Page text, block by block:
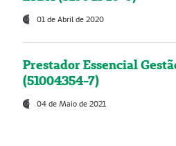
01 de Abril de 2020
Prestador Essencial
(51004354-7)
04 de Maio de 2021